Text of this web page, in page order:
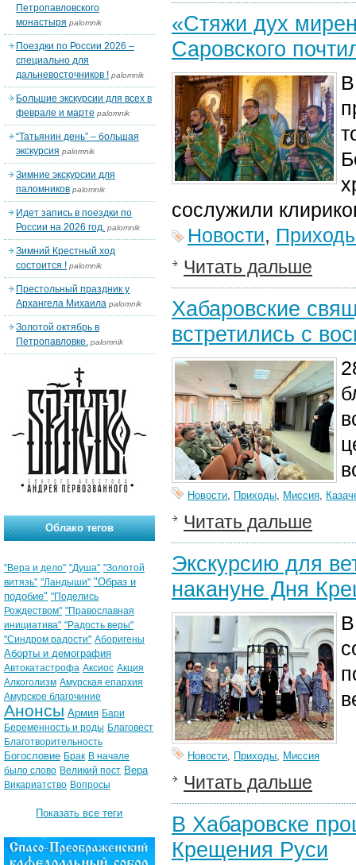
«Стяжи дух
Саровского
сослужили клирик
Новости,
Читать дальше
Хабаровские
встретились с
Новости, Приходы, Миссия,
Читать дальше
Экскурсию для
накануне Дня
Новости, Приходы, Миссия
Читать дальше
В Хабаровске
Крещения Руси
Петропавловского
монастыря palomnik
Поездки по России 2026 –
специально для
дальневосточников ! palomnik
Большие экскурсии для всех в
феврале и марте palomnik
“Татьянин день” – большая
экскурсия palomnik
Зимние экскурсии для
паломников palomnik
Идет запись в поездки по
России на 2026 год. palomnik
Зимний Крестный ход
состоится ! palomnik
Престольный праздник у
Архангела Михаила palomnik
Золотой октябрь в
Петропавловке. palomnik
Облако тегов
"Вера и дело" "Душа" "Золотой
витязь" "Ландыши" "Образ и
подобие" "Поделись
Рождеством" "Православная
инициатива" "Радость веры"
"Синдром радости" Аборигены
Аборты и демография
Автокатастрофа Аксиос Акция
Алкоголизм Амурская епархия
Амурское благочиние
Анонсы Армия Бари
Беременность и роды Благовест
Благотворительность
Богословие Брак В начале
было слово Великий пост Вера
Викариатство Вопросы
Показать все теги